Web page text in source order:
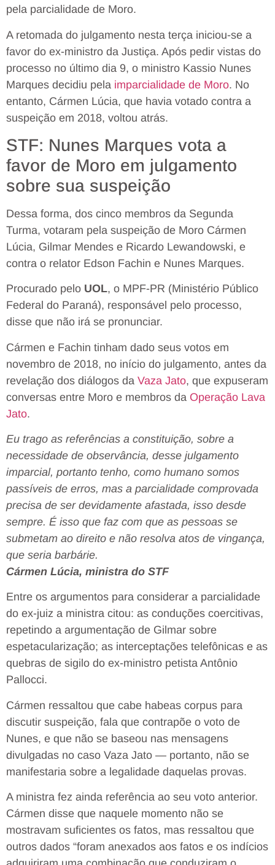
pela parcialidade de Moro.
A retomada do julgamento nesta terça iniciou-se a
favor do ex-ministro da Justiça. Após pedir vistas do
processo no último dia 9, o ministro Kassio Nunes
Marques decidiu pela imparcialidade de Moro. No
entanto, Cármen Lúcia, que havia votado contra a
suspeição em 2018, voltou atrás.
STF: Nunes Marques vota a
favor de Moro em julgamento
sobre sua suspeição
Dessa forma, dos cinco membros da Segunda
Turma, votaram pela suspeição de Moro Cármen
Lúcia, Gilmar Mendes e Ricardo Lewandowski, e
contra o relator Edson Fachin e Nunes Marques.
Procurado pelo UOL, o MPF-PR (Ministério Público
Federal do Paraná), responsável pelo processo,
disse que não irá se pronunciar.
Cármen e Fachin tinham dado seus votos em
novembro de 2018, no início do julgamento, antes da
revelação dos diálogos da Vaza Jato, que expuseram
conversas entre Moro e membros da Operação Lava
Jato.
Eu trago as referências a constituição, sobre a
necessidade de observância, desse julgamento
imparcial, portanto tenho, como humano somos
passíveis de erros, mas a parcialidade comprovada
precisa de ser devidamente afastada, isso desde
sempre. É isso que faz com que as pessoas se
submetam ao direito e não resolva atos de vingança,
que seria barbárie.
Cármen Lúcia, ministra do STF
Entre os argumentos para considerar a parcialidade
do ex-juiz a ministra citou: as conduções coercitivas,
repetindo a argumentação de Gilmar sobre
espetacularização; as interceptações telefônicas e as
quebras de sigilo do ex-ministro petista Antônio
Pallocci.
Cármen ressaltou que cabe habeas corpus para
discutir suspeição, fala que contrapõe o voto de
Nunes, e que não se baseou nas mensagens
divulgadas no caso Vaza Jato — portanto, não se
manifestaria sobre a legalidade daquelas provas.
A ministra fez ainda referência ao seu voto anterior.
Cármen disse que naquele momento não se
mostravam suficientes os fatos, mas ressaltou que
outros dados “foram anexados aos fatos e os indícios